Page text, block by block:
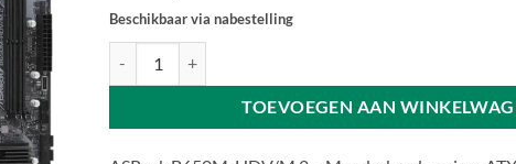
Beschikbaar via nabestelling
TOEVOEGEN AAN